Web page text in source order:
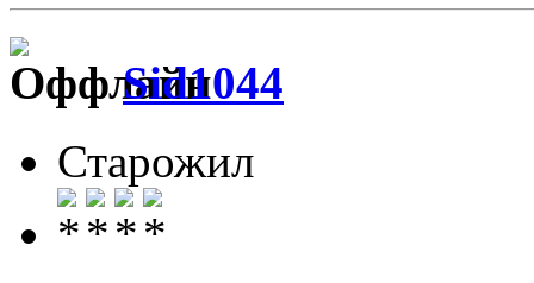
Sid1044
Старожил